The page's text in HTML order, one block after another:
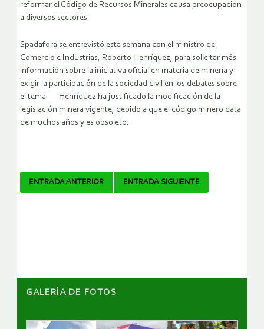
reformar el Código de Recursos Minerales causa preocupación
a diversos sectores.
Spadafora se entrevistó esta semana con el ministro de
Comercio e Industrias, Roberto Henríquez, para solicitar más
información sobre la iniciativa oficial en materia de minería y
exigir la participación de la sociedad civil en los debates sobre
el tema. Henríquez ha justificado la modificación de la
legislación minera vigente, debido a que el código minero data
de muchos años y es obsoleto.
Navegador
ENTRADA ANTERIOR ENTRADA SIGUIENTE
GALERÌA DE FOTOS